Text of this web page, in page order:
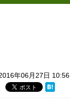
年06月27日 10:56